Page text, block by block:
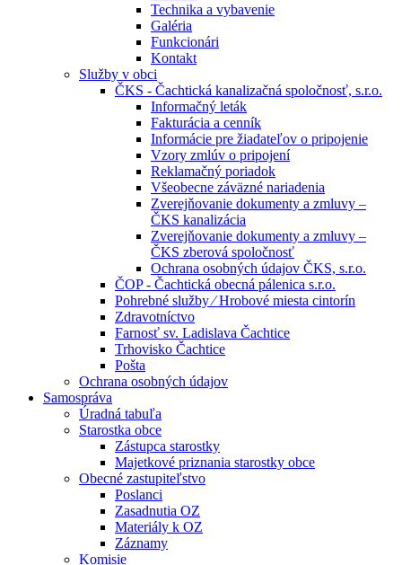
Technika a vybavenie
Galéria
Funkcionári
Kontakt
Služby v obci
ČKS - Čachtická kanalizačná spoločnosť, s.r.o.
Informačný leták
Fakturácia a cenník
Informácie pre žiadateľov o pripojenie
Vzory zmlúv o pripojení
Reklamačný poriadok
Všeobecne záväzné nariadenia
Zverejňovanie dokumenty a zmluvy –
ČKS kanalizácia
Zverejňovanie dokumenty a zmluvy –
ČKS zberová spoločnosť
Ochrana osobných údajov ČKS, s.r.o.
ČOP - Čachtická obecná pálenica s.r.o.
Pohrebné služby ⁄ Hrobové miesta cintorín
Zdravotníctvo
Farnosť sv. Ladislava Čachtice
Trhovisko Čachtice
Pošta
Ochrana osobných údajov
Samospráva
Úradná tabuľa
Starostka obce
Zástupca starostky
Majetkové priznania starostky obce
Obecné zastupiteľstvo
Poslanci
Zasadnutia OZ
Materiály k OZ
Záznamy
Komisie